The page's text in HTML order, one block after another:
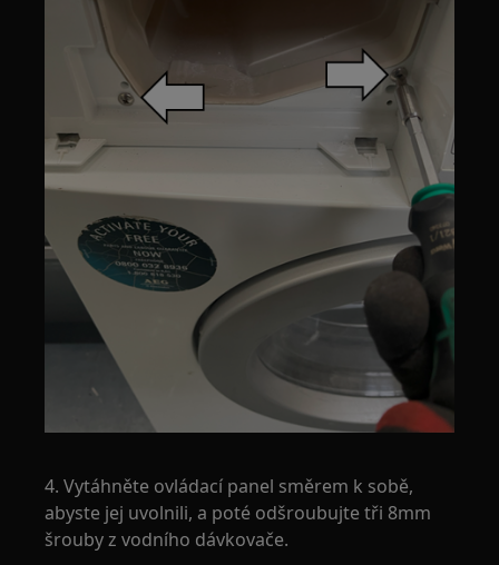
4. Vytáhněte ovládací panel směrem k sobě,
abyste jej uvolnili, a poté odšroubujte tři 8mm
šrouby z vodního dávkovače.